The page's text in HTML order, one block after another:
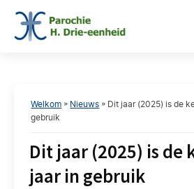
Welkom » Nieuws » Dit jaar (2025) is de
gebruik
Dit jaar (2025) is de
jaar in gebruik